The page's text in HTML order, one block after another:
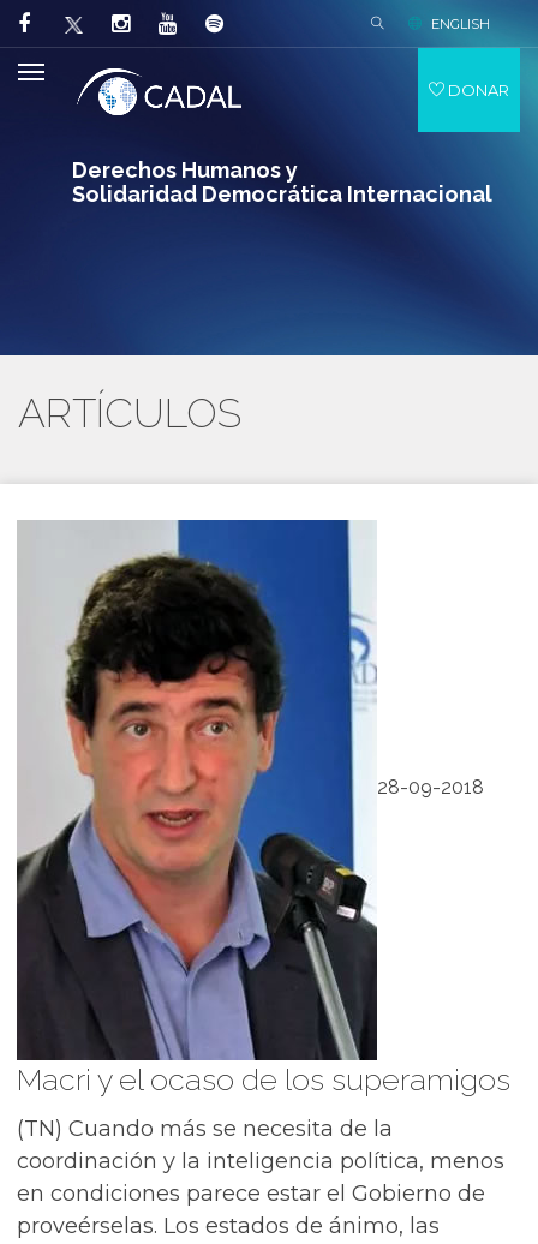
Derechos Humanos y
Solidaridad Democrática Internacional
ENGLISH
DONAR
ARTÍCULOS
28-09-2018
Macri y el ocaso de los superamigos
(TN) Cuando más se necesita de la
coordinación y la inteligencia política, menos
en condiciones parece estar el Gobierno de
proveérselas. Los estados de ánimo, las